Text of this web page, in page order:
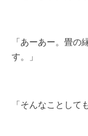
「あーあー。畳の
す。」
「そんなことして